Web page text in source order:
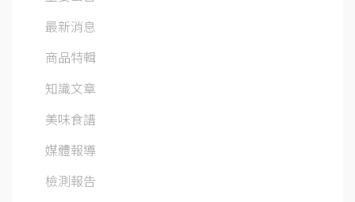
最新消息
商品特輯
知識文章
美味食譜
媒體報導
檢測報告